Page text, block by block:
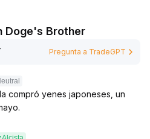
Doge's Brother
Pregunta a TradeGPT
compró yenes japoneses, un